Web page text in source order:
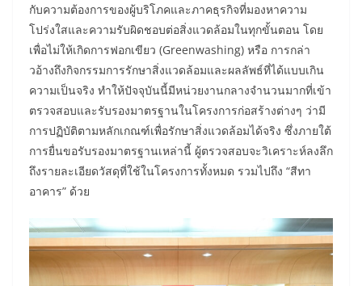
กับความต้องการของผู้บริโภคและภาคธุรกิจที่มองหาความ
โปร่งใสและความรับผิดชอบต่อสิ่งแวดล้อมในทุกขั้นตอน โดย
เพื่อไม่ให้เกิดการฟอกเขียว (Greenwashing) หรือ การกล่า
วอ้างถึงกิจกรรมการรักษาสิ่งแวดล้อมและผลลัพธ์ที่ได้แบบเกิน
ความเป็นจริง ทำให้ปัจจุบันนี้มีหน่วยงานกลางจำนวนมากที่เข้า
ตรวจสอบและรับรองมาตรฐานในโครงการก่อสร้างต่างๆ ว่ามี
การปฏิบัติตามหลักเกณฑ์เพื่อรักษาสิ่งแวดล้อมได้จริง ซึ่งภายใต้
การยื่นขอรับรองมาตรฐานเหล่านี้ ผู้ตรวจสอบจะวิเคราะห์ลงลึก
ถึงรายละเอียดวัสดุที่ใช้ในโครงการทั้งหมด รวมไปถึง “สีทา
อาคาร” ด้วย